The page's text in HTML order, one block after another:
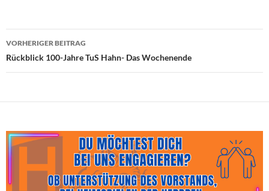
Beitragsnavigation
VORHERIGER BEITRAG
Rückblick 100-Jahre TuS Hahn- Das Wochenende